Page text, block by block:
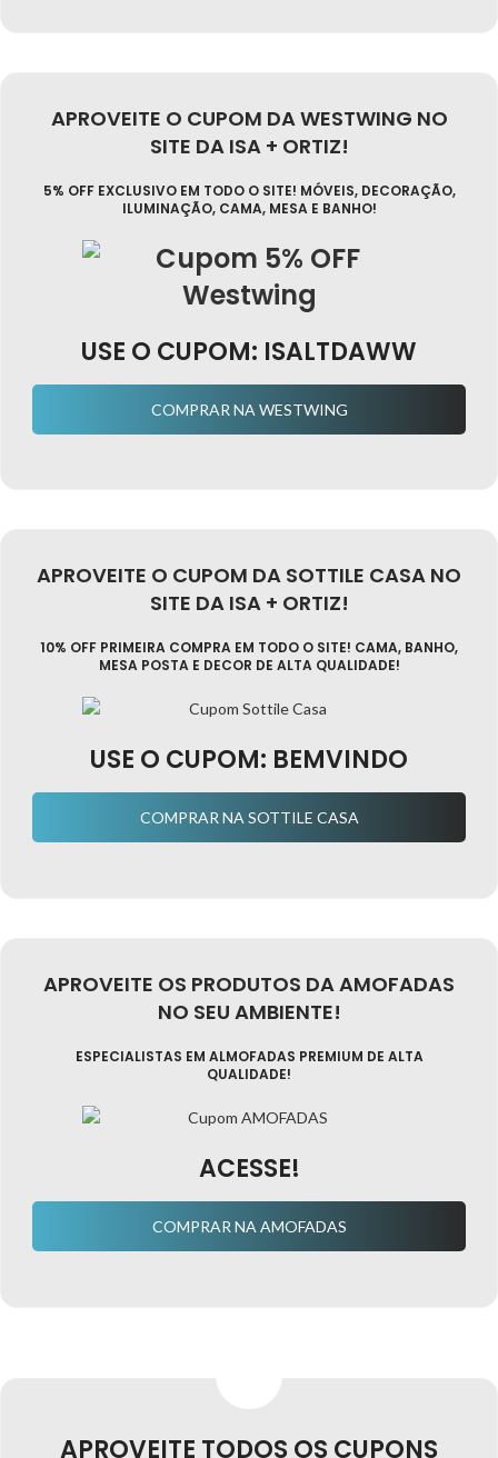
APROVEITE O CUPOM DA WESTWING NO
SITE DA ISA + ORTIZ!
5% OFF EXCLUSIVO EM TODO O SITE! MÓVEIS, DECORAÇÃO,
ILUMINAÇÃO, CAMA, MESA E BANHO!
USE O CUPOM: ISALTDAWW
COMPRAR NA WESTWING
APROVEITE O CUPOM DA SOTTILE CASA NO
SITE DA ISA + ORTIZ!
10% OFF PRIMEIRA COMPRA EM TODO O SITE! CAMA, BANHO,
MESA POSTA E DECOR DE ALTA QUALIDADE!
USE O CUPOM: BEMVINDO
COMPRAR NA SOTTILE CASA
APROVEITE OS PRODUTOS DA AMOFADAS
NO SEU AMBIENTE!
ESPECIALISTAS EM ALMOFADAS PREMIUM DE ALTA
QUALIDADE!
ACESSE!
COMPRAR NA AMOFADAS
APROVEITE TODOS OS CUPONS